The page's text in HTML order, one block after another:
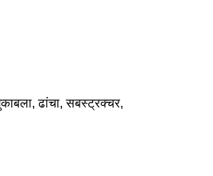
ढांचा, सबस्ट्रक्चर,